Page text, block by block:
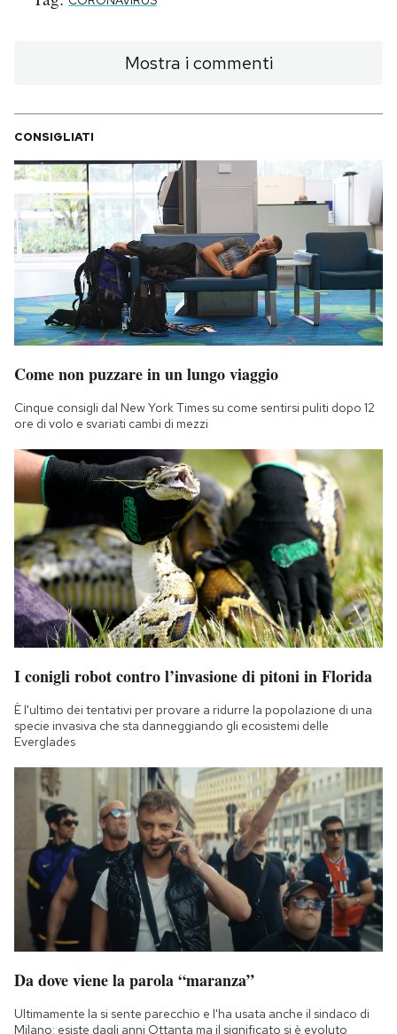
Mostra i commenti
CONSIGLIATI
Come non puzzare in un lungo viaggio
Cinque consigli dal New York Times su come sentirsi puliti dopo 12
ore di volo e svariati cambi di mezzi
I conigli robot contro l’invasione di pitoni in Florida
È l'ultimo dei tentativi per provare a ridurre la popolazione di una
specie invasiva che sta danneggiando gli ecosistemi delle
Everglades
Da dove viene la parola “maranza”
Ultimamente la si sente parecchio e l'ha usata anche il sindaco di
Milano: esiste dagli anni Ottanta ma il significato si è evoluto